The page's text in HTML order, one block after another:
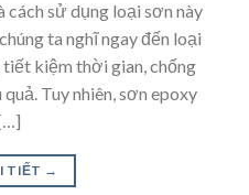
cách sử dụng loại sơn này
ta nghĩ ngay đến loại
tiết kiệm thời gian, chống
Tuy nhiên, sơn epoxy
TIẾT →